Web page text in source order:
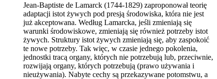
Jean-Baptiste de Lamarck (1744-1829) zaproponował teorię
adaptacji istot żywych pod presją środowiska, która nie jest
już akceptowana. Według Lamarcka, jeśli zmieniają się
warunki środowiskowe, zmieniają się również potrzeby istot
żywych. Struktury istot żywych zmieniają się, aby zaspokoić
te nowe potrzeby. Tak więc, w czasie jednego pokolenia,
jednostki tracą organy, których nie potrzebują lub, przeciwnie,
rozwijają organy, których potrzebują (prawo używania i
nieużywania). Nabyte cechy są przekazywane potomstwu, a